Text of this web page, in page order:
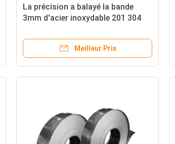
La précision a balayé la bande
3mm d'acier inoxydable 201 304
chaud
Meilleur Prix